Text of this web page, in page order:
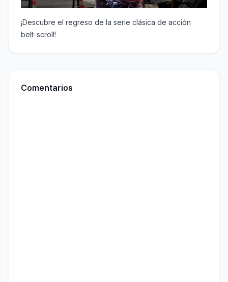
¡Descubre el regreso de la serie clásica de acción
belt-scroll!
Comentarios